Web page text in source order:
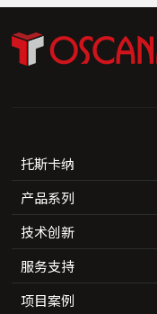
托斯卡纳
产品系列
技术创新
服务支持
项目案例